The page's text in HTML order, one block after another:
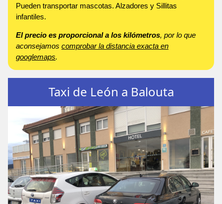
Pueden transportar mascotas. Alzadores y Sillitas
infantiles.
El precio es proporcional a los kilómetros, por lo que
aconsejamos comprobar la distancia exacta en
googlemaps.
Taxi de León a Balouta